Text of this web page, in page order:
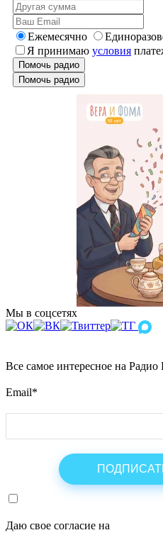
Ежемесячно
Я принимаю условия
Помочь радио
Помочь радио
Мы в соцсетях
Все самое интересное на
Email*
Даю свое согласие на